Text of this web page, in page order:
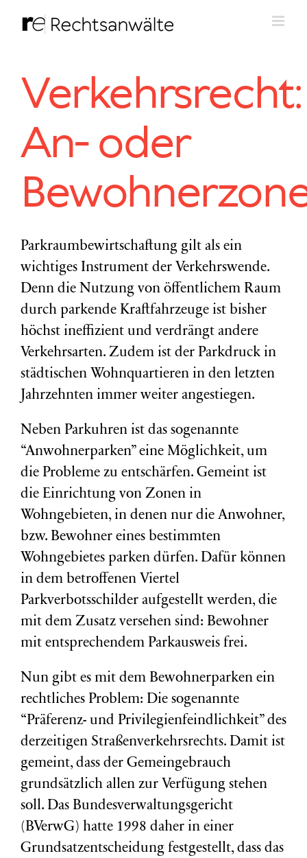
Inhalt
Verkehrsrecht:
An- oder
Parkraumbewirtschaftung gilt als ein
wichtiges Instrument der Verkehrswende.
Denn die Nutzung von öffentlichem Raum
durch parkende Kraftfahrzeuge ist bisher
höchst ineffizient und verdrängt andere
Verkehrsarten. Zudem ist der Parkdruck in
städtischen Wohnquartieren in den letzten
Jahrzehnten immer weiter angestiegen.
Neben Parkuhren ist das sogenannte
“Anwohnerparken” eine Möglichkeit, um
die Probleme zu entschärfen. Gemeint ist
die Einrichtung von Zonen in
Wohngebieten, in denen nur die Anwohner,
bzw. Bewohner eines bestimmten
Wohngebietes parken dürfen. Dafür können
in dem betroffenen Viertel
Parkverbotsschilder aufgestellt werden, die
mit dem Zusatz versehen sind: Bewohner
mit entsprechendem Parkausweis frei.
Nun gibt es mit dem Bewohnerparken ein
rechtliches Problem: Die sogenannte
“Präferenz- und Privilegienfeindlichkeit” des
derzeitigen Straßenverkehrsrechts. Damit ist
gemeint, dass der Gemeingebrauch
grundsätzlich allen zur Verfügung stehen
soll. Das Bundesverwaltungsgericht
(BVerwG) hatte 1998 daher in einer
Grundsatzentscheidung festgestellt, dass das